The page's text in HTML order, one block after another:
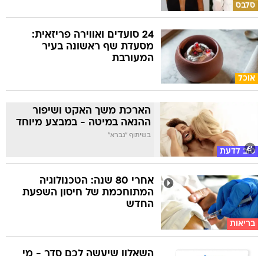
סלבס
אוכל
24 סועדים ואווירה פריזאית:
מסעדת שף ראשונה בעיר
המעורבת
טוב לדעת
הארכת משך האקט ושיפור
ההנאה במיטה - במבצע מיוחד
בשיתוף "גברא"
בריאות
אחרי 80 שנה: הטכנולוגיה
המתוחכמת של חיסון השפעת
החדש
השאלון שיעשה לכם סדר - מי